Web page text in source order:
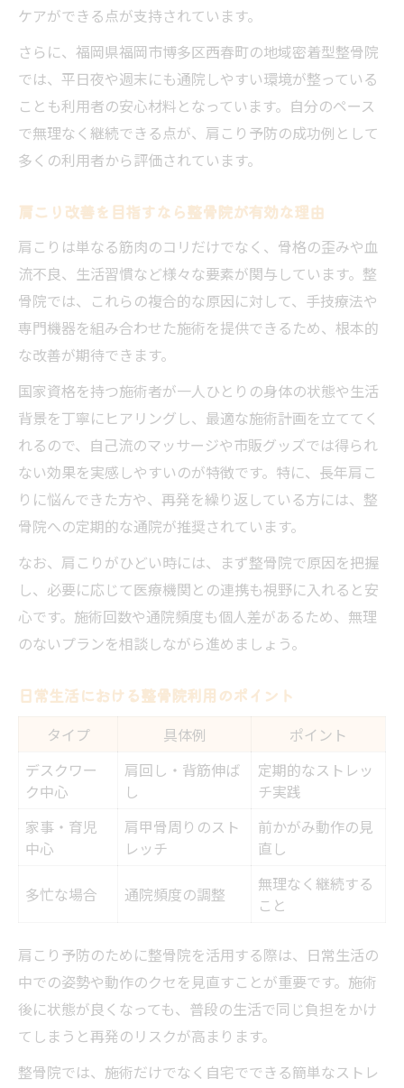
施術時の恥ずかしさを軽減する工夫とは
肩こりがひどい時に通う先を見極める方法
肩こりがひどい時の受診先比較表
整骨院と他医療機関の違いを知る
肩こりの重症度で通う先を見極めるコツ
整骨院と整形外科の適切な使い分け方
無理なく続けられる整骨院通院のコツ紹介
整骨院通院の頻度と継続のコツ早見表
無理なく肩こり予防を続ける整骨院活用法
肩こり予防を習慣化する整骨院の選び方
ケアができる点が支持されています。
さらに、福岡県福岡市博多区西春町の地域密着型整骨院
では、平日夜や週末にも通院しやすい環境が整っている
ことも利用者の安心材料となっています。自分のペース
で無理なく継続できる点が、肩こり予防の成功例として
多くの利用者から評価されています。
肩こり改善を目指すなら整骨院が有効な理由
肩こりは単なる筋肉のコリだけでなく、骨格の歪みや血
流不良、生活習慣など様々な要素が関与しています。整
骨院では、これらの複合的な原因に対して、手技療法や
専門機器を組み合わせた施術を提供できるため、根本的
な改善が期待できます。
国家資格を持つ施術者が一人ひとりの身体の状態や生活
背景を丁寧にヒアリングし、最適な施術計画を立ててく
れるので、自己流のマッサージや市販グッズでは得られ
ない効果を実感しやすいのが特徴です。特に、長年肩こ
りに悩んできた方や、再発を繰り返している方には、整
骨院への定期的な通院が推奨されています。
なお、肩こりがひどい時には、まず整骨院で原因を把握
し、必要に応じて医療機関との連携も視野に入れると安
心です。施術回数や通院頻度も個人差があるため、無理
のないプランを相談しながら進めましょう。
日常生活における整骨院利用のポイント
タイプ 具体例
ポイント
デスクワー
ク中心
肩回し・背筋伸ば
し
定期的なストレッ
チ実践
家事・育児
中心
肩甲骨周りのスト
レッチ
前かがみ動作の見
直し
多忙な場合 通院頻度の調整
無理なく継続する
こと
肩こり予防のために整骨院を活用する際は、日常生活の
中での姿勢や動作のクセを見直すことが重要です。施術
後に状態が良くなっても、普段の生活で同じ負担をかけ
てしまうと再発のリスクが高まります。
整骨院では、施術だけでなく自宅でできる簡単なストレ